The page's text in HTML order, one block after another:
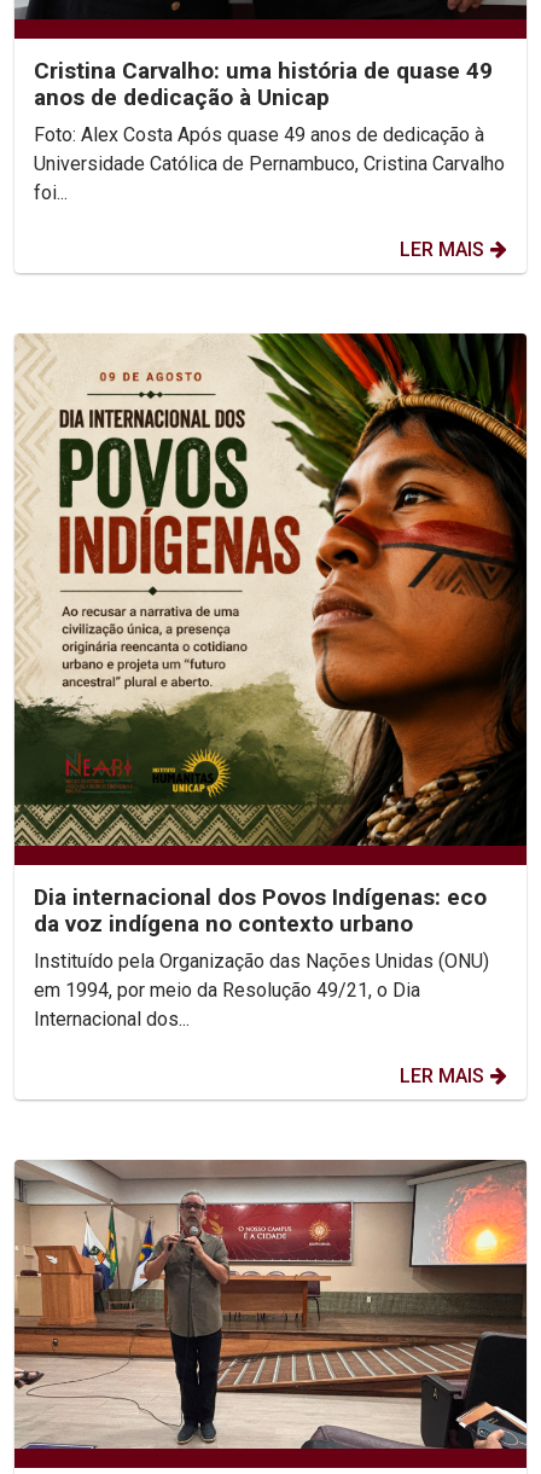
Cristina Carvalho: uma história de quase 49
anos de dedicação à Unicap
Foto: Alex Costa Após quase 49 anos de dedicação à
Universidade Católica de Pernambuco, Cristina Carvalho
foi...
LER MAIS
Dia internacional dos Povos Indígenas: eco
da voz indígena no contexto urbano
Instituído pela Organização das Nações Unidas (ONU)
em 1994, por meio da Resolução 49/21, o Dia
Internacional dos...
LER MAIS